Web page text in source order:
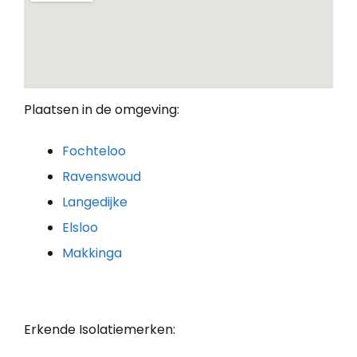
Plaatsen in de omgeving:
Fochteloo
Ravenswoud
Langedijke
Elsloo
Makkinga
Erkende Isolatiemerken: